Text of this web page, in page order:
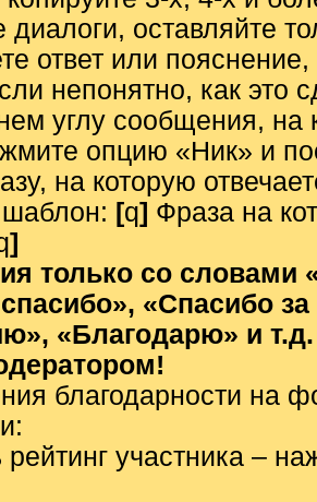
диалоги, оставляйте
ответ или
непонятно, как это
углу сообщения, на
опцию «Ник» и
на которую
[q] Фраза на
]
только со словами
«Спасибо за
«Благодарю» и т.д.
благодарности на
рейтинг участника –